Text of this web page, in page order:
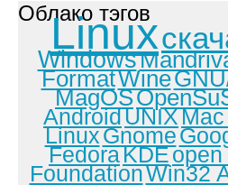
Облако тэгов
Linux
Windows
FormatWine
MagOS
AndroidUNIX
LinuxGnome
FedoraKDE
FoundationWin32